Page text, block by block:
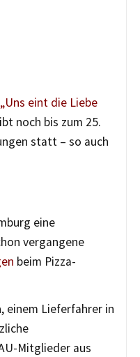
„Uns eint die Liebe
noch bis zum 25.
statt – so auch
eine
vergangene
beim Pizza-
einem Lieferfahrer in
Mitglieder aus